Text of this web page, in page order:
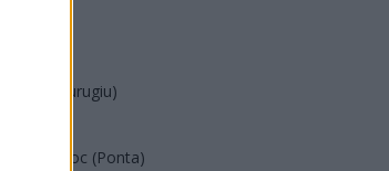
(Surugiu)
Primul Loc (Ponta)